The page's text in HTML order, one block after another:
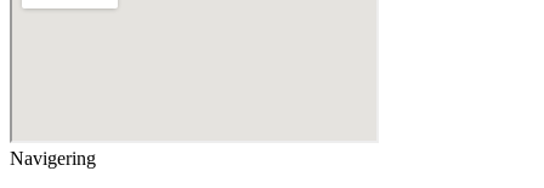
Navigering